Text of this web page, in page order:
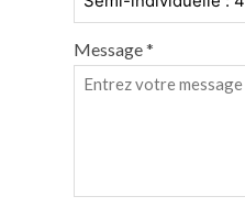
Message *